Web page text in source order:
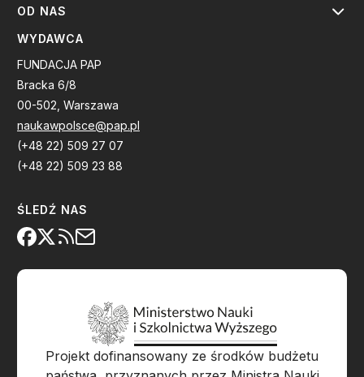
OD NAS
WYDAWCA
FUNDACJA PAP
Bracka 6/8
00-502, Warszawa
naukawpolsce@pap.pl
(+48 22) 509 27 07
(+48 22) 509 23 88
ŚLEDŹ NAS
Projekt dofinansowany ze środków budżetu